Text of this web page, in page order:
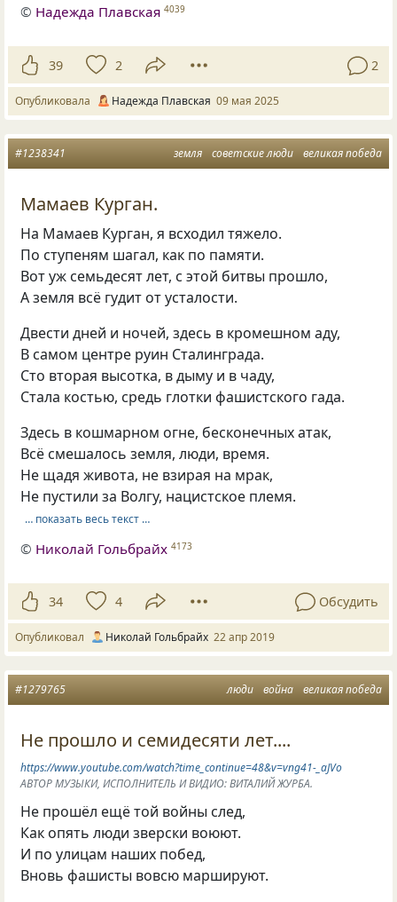
© Надежда Плавская 4039
39 2 2
Опубликовала Надежда Плавская 09 мая 2025
земля советские люди великая победа
#1238341
Мамаев Курган.
На Мамаев Курган, я всходил тяжело.
По ступеням шагал, как по памяти.
Вот уж семьдесят лет, с этой битвы прошло,
А земля всё гудит от усталости.
Двести дней и ночей, здесь в кромешном аду,
В самом центре руин Сталинграда.
Сто вторая высотка, в дыму и в чаду,
Стала костью, средь глотки фашистского гада.
Здесь в кошмарном огне, бесконечных атак,
Всё смешалось земля, люди, время.
Не щадя живота, не взирая на мрак,
Не пустили за Волгу, нацистское племя.
… показать весь текст …
© Николай Гольбрайх 4173
34 4 Обсудить
Опубликовал Николай Гольбрайх 22 апр 2019
люди война великая победа
#1279765
Не прошло и семидесяти лет....
https://www.youtube.com/watch?time_continue=48&v=vng41-_aJVo
АВТОР МУЗЫКИ, ИСПОЛНИТЕЛЬ И ВИДИО: ВИТАЛИЙ ЖУРБА.
Не прошёл ещё той войны след,
Как опять люди зверски воюют.
И по улицам наших побед,
Вновь фашисты вовсю маршируют.